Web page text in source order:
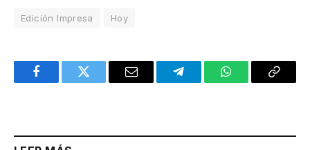
Edición Impresa Hoy
FacebookTwitter Email TelegramWhatsAppCopy